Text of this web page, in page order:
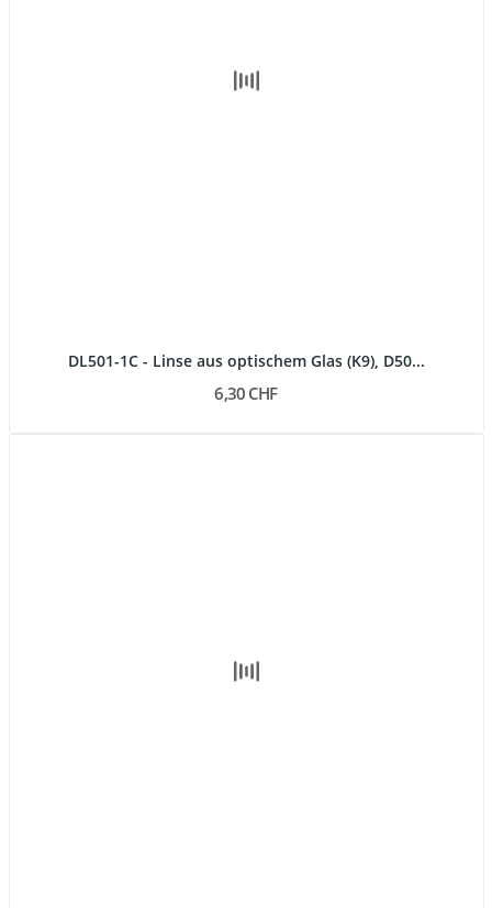
DL501-1C - Linse aus optischem Glas (K9), D50...
6,30 CHF